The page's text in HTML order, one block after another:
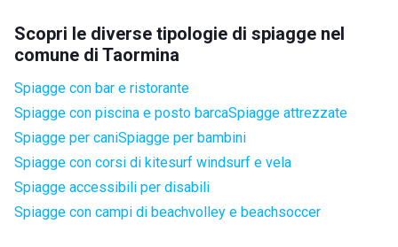
Scopri le diverse tipologie di spiagge nel
comune di Taormina
Spiagge con bar e ristorante
Spiagge con piscina e posto barcaSpiagge attrezzate
Spiagge per caniSpiagge per bambini
Spiagge con corsi di kitesurf windsurf e vela
Spiagge accessibili per disabili
Spiagge con campi di beachvolley e beachsoccer